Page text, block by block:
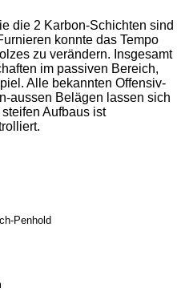
die 2 Karbon-Schichten sind
konnte das Tempo
zu verändern. Insgesamt
im passiven Bereich,
Alle bekannten Offensiv-
aussen Belägen lassen sich
Aufbaus ist
.
Penhold